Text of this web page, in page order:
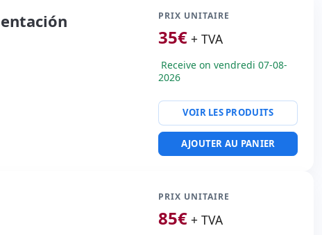
PRIX UNITAIRE
35€ + TVA
Receive on vendredi 07-08-
2026
VOIR LES PRODUITS
AJOUTER AU PANIER
PRIX UNITAIRE
85€ + TVA